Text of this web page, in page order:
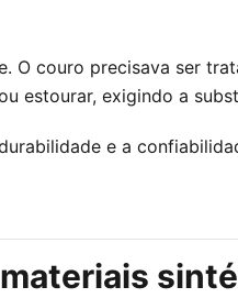
couro precisava ser
estourar, exigindo a
e a